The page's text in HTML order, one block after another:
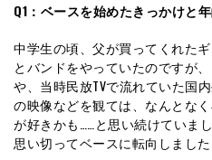
Q1：ベースを始めたきっかけと
中学生の頃、父が買ってくれた
とバンドをやっていたのですが
や、当時民放TVで流れていた国
の映像などを観ては、なんとな
が好きかも……と思い続けていま
思い切ってベースに転向しました